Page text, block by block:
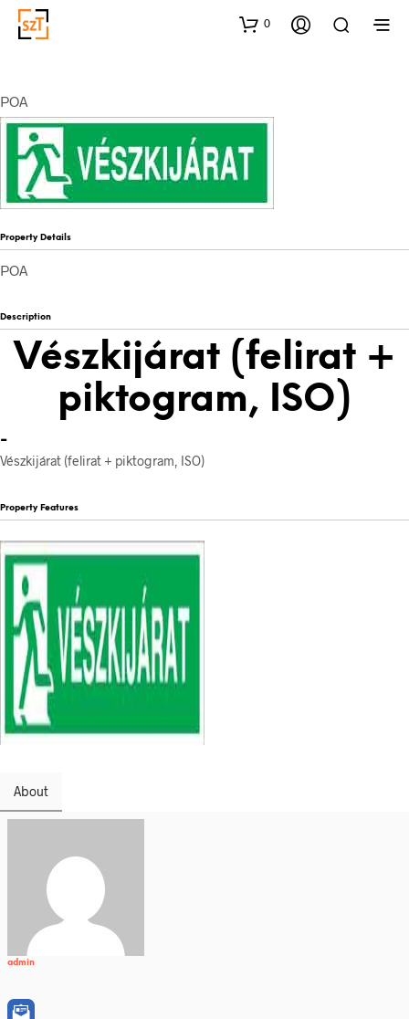
0
POA
Property Details
POA
Description
Vészkijárat (felirat +
piktogram, ISO)
-
Vészkijárat (felirat + piktogram, ISO)
Property Features
About
admin